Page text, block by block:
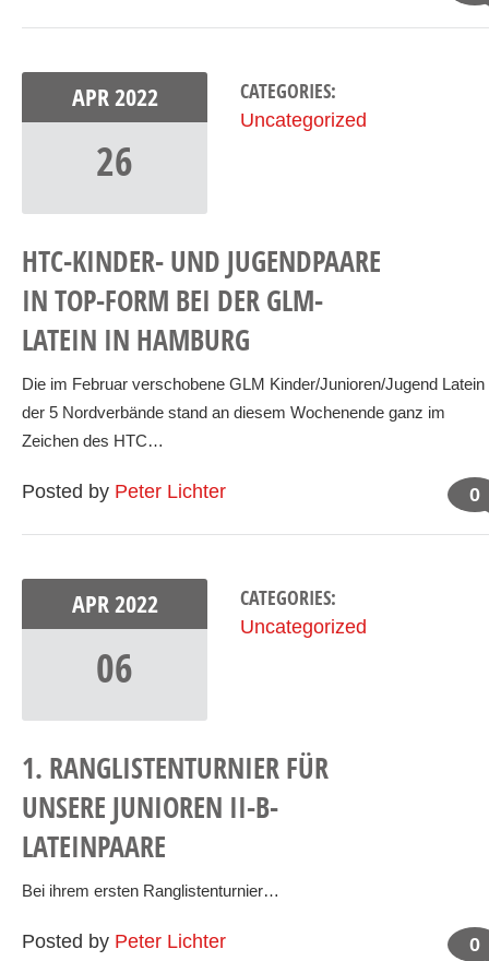
APR2022
26
CATEGORIES:
Uncategorized
HTC-KINDER- UND JUGENDPAARE
IN TOP-FORM BEI DER GLM-
LATEIN IN HAMBURG
Die im Februar verschobene GLM Kinder/Junioren/Jugend Latein
der 5 Nordverbände stand an diesem Wochenende ganz im
Zeichen des HTC…
Posted by Peter Lichter 0
APR2022
06
CATEGORIES:
Uncategorized
1. RANGLISTENTURNIER FÜR
UNSERE JUNIOREN II-B-
LATEINPAARE
Bei ihrem ersten Ranglistenturnier…
Posted by Peter Lichter 0